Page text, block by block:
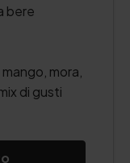
bere
mango, mora,
di gusti